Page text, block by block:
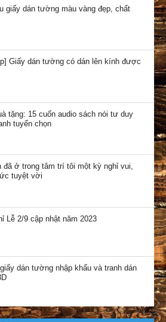
giấy dán tường màu vàng đẹp, chất
Giấy dán tường có dán lên kính được
tặng: 15 cuốn audio sách nói tư duy
tuyển chọn
đã ở trong tâm trí tôi một kỳ nghỉ vui,
tuyệt vời
Lễ 2/9 cập nhật năm 2023
dán tường nhập khẩu và tranh dán